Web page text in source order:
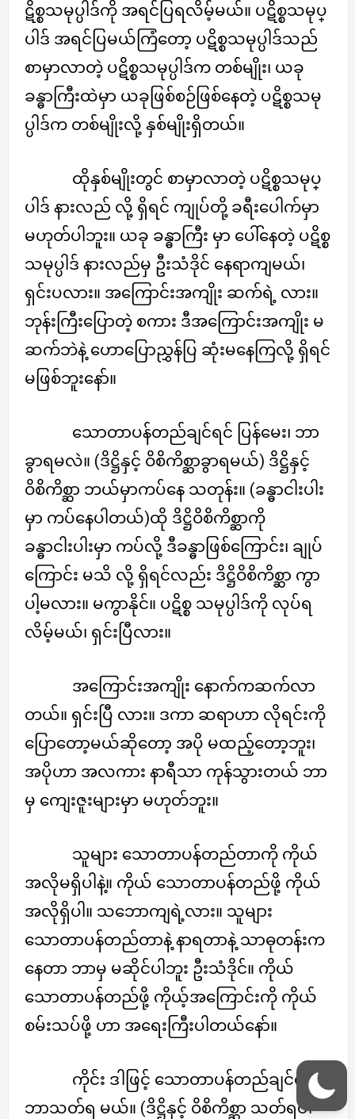
ဋိစ္စသမုပ္ပါဒ်ကို အရင်ပြရလိမ့်မယ်။ ပဋိစ္စသမုပ္
ပါဒ် အရင်ပြမယ်ကြံတော့ ပဋိစ္စသမုပ္ပါဒ်သည်
စာမှာလာတဲ့ ပဋိစ္စသမုပ္ပါဒ်က တစ်မျိုး၊ ယခု
ခန္ဓာကြီးထဲမှာ ယခုဖြစ်စဉ်ဖြစ်နေတဲ့ ပဋိစ္စသမု
ပ္ပါဒ်က တစ်မျိုးလို့ နှစ်မျိုးရှိတယ်။
ထိုနှစ်မျိုးတွင် စာမှာလာတဲ့ ပဋိစ္စသမုပ္
ပါဒ် နားလည် လို့ ရှိရင် ကျုပ်တို့ ခရီးပေါက်မှာ
မဟုတ်ပါဘူး။ ယခု ခန္ဓာကြီး မှာ ပေါ်နေတဲ့ ပဋိစ္စ
သမုပ္ပါဒ် နားလည်မှ ဦးသံဒိုင် နေရာကျမယ်၊
ရှင်းပလား။ အကြောင်းအကျိုး ဆက်ရဲ့ လား။
ဘုန်းကြီးပြောတဲ့ စကား ဒီအကြောင်းအကျိုး မ
ဆက်ဘဲနဲ့ ဟောပြောညွှန်ပြ ဆုံးမနေကြလို့ ရှိရင်
မဖြစ်ဘူးနော်။
သောတာပန်တည်ချင်ရင် ပြန်မေး၊ ဘာ
ခွာရမလဲ။ (ဒိဋ္ဌိနှင့် ဝိစိကိစ္ဆာခွာရမယ်) ဒိဋ္ဌိနှင့်
ဝိစိကိစ္ဆာ ဘယ်မှာကပ်နေ သတုန်း။ (ခန္ဓာငါးပါး
မှာ ကပ်နေပါတယ်)ထို ဒိဋ္ဌိဝိစိကိစ္ဆာကို
ခန္ဓာငါးပါးမှာ ကပ်လို့ ဒီခန္ဓာဖြစ်ကြောင်း၊ ချုပ်
ကြောင်း မသိ လို့ ရှိရင်လည်း ဒိဋ္ဌိဝိစိကိစ္ဆာ ကွာ
ပါ့မလား။ မကွာနိုင်။ ပဋိစ္စ သမုပ္ပါဒ်ကို လုပ်ရ
လိမ့်မယ်၊ ရှင်းပြီလား။
အကြောင်းအကျိုး နောက်ကဆက်လာ
တယ်။ ရှင်းပြီ လား။ ဒကာ ဆရာဟာ လိုရင်းကို
ပြောတော့မယ်ဆိုတော့ အပို မထည့်တော့ဘူး၊
အပိုဟာ အလကား နာရီသာ ကုန်သွားတယ် ဘာ
မှ ကျေးဇူးများမှာ မဟုတ်ဘူး။
သူများ သောတာပန်တည်တာကို ကိုယ်
အလိုမရှိပါနဲ့။ ကိုယ် သောတာပန်တည်ဖို့ ကိုယ်
အလိုရှိပါ။ သဘောကျရဲ့လား။ သူများ
သောတာပန်တည်တာနဲ့ နာရတာနဲ့ သာဓုတန်းက
နေတာ ဘာမှ မဆိုင်ပါဘူး ဦးသံဒိုင်။ ကိုယ်
သောတာပန်တည်ဖို့ ကိုယ့်အကြောင်းကို ကိုယ်
စမ်းသပ်ဖို့ ဟာ အရေးကြီးပါတယ်နော်။
ကိုင်း ဒါဖြင့် သောတာပန်တည်ချင်ရင်
ဘာသတ်ရ မယ်။ (ဒိဋ္ဌိနှင့် ဝိစိကိစ္ဆာ သတ်ရပါ